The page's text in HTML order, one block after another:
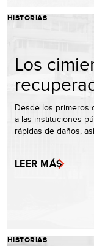
HISTORIAS
Los
Desde los primeros
a las instituciones
rápidas de daños,
LEER MÁS
HISTORIAS